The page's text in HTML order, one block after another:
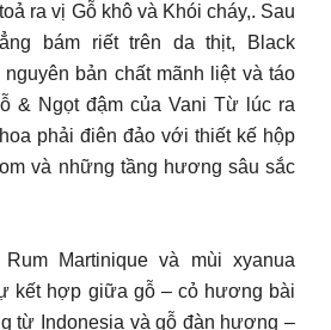
ra vị Gỗ khô và Khói cháy,. Sau
bám riết trên da thịt, Black
nguyên bản chất mãnh liệt và táo
& Ngọt đậm của Vani Từ lúc ra
phải điên đảo với thiết kế hộp
và những tầng hương sâu sắc
Martinique và mùi xyanua
kết hợp giữa gỗ – cỏ hương bài
từ Indonesia và gỗ đàn hương –